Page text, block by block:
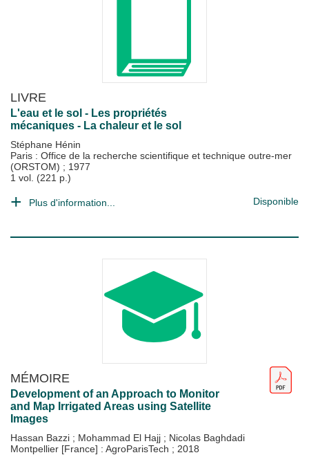
LIVRE
L'eau et le sol - Les propriétés
mécaniques - La chaleur et le sol
Stéphane Hénin
Paris : Office de la recherche scientifique et technique outre-mer
(ORSTOM) ; 1977
1 vol. (221 p.)
Plus d'information... Disponible
MÉMOIRE
Development of an Approach to Monitor
and Map Irrigated Areas using Satellite
Images
Hassan Bazzi ; Mohammad El Hajj ; Nicolas Baghdadi
Montpellier [France] : AgroParisTech ; 2018